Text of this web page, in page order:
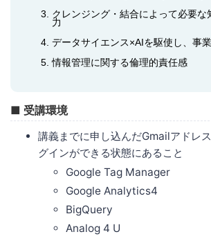
クレンジング・結合によって必要な
力
データサイエンス×AIを駆使し、事
情報管理に関する倫理的責任感
■ 受講環境
講義までに申し込んだGmailアドレ
グインができる状態にあること
Google Tag Manager
Google Analytics4
BigQuery
Analog 4 U